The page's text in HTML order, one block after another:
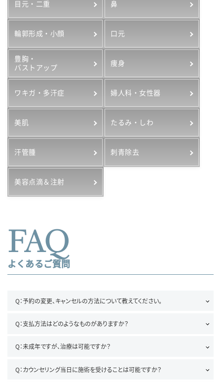
目元・二重 鼻
輪郭形成・小顔 口元
豊胸・
バストアップ
痩身
ワキガ・多汗症 婦人科・女性器
美肌 たるみ・しわ
汗管腫 刺青除去
美容点滴＆注射
FAQ
よくあるご質問
Q：予約の変更、キャンセルの方法について教えてください。
Q：支払方法はどのようなものがありますか？
Q：未成年ですが、治療は可能ですか？
Q：カウンセリング当日に施術を受けることは可能ですか？